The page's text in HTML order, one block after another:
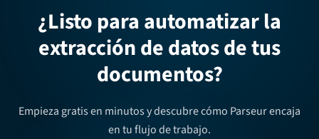
¿Listo para automatizar la
extracción de datos de tus
documentos?
Empieza gratis en minutos y descubre cómo Parseur encaja
en tu flujo de trabajo.